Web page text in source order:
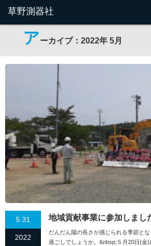
アーカイブ：2022年 5月
5.31
2022
地域貢献事業に参加しまし
だんだん陽の長さが感じられる季節と
過ごしでしょうか。&nbsp;５月20日(金)